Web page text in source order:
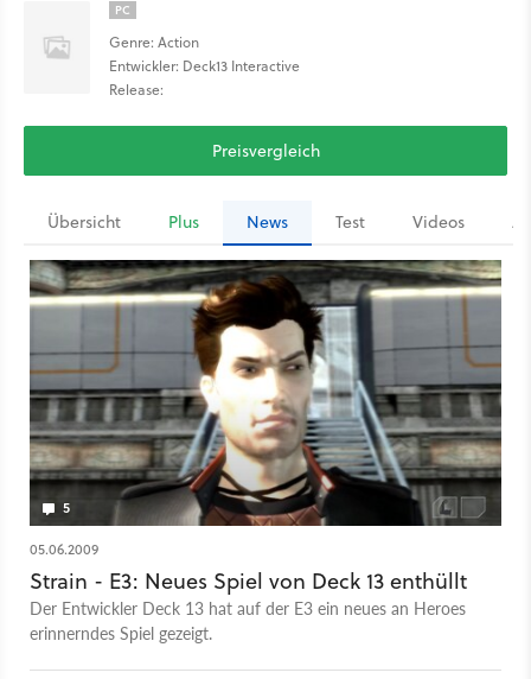
PC
Genre: Action
Entwickler: Deck13 Interactive
Release:
Preisvergleich
Übersicht Plus News Test Videos
5
05.06.2009
Strain - E3: Neues Spiel von Deck 13 enthüllt
Der Entwickler Deck 13 hat auf der E3 ein neues an Heroes
erinnerndes Spiel gezeigt.